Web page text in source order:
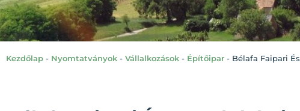
Kezdőlap - Nyomtatványok - Vállalkozások - Építőipar - Bélafa Faipari